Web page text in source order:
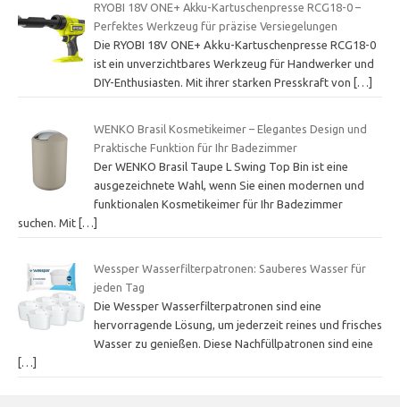
RYOBI 18V ONE+ Akku-Kartuschenpresse RCG18-0 –
Perfektes Werkzeug für präzise Versiegelungen
Die RYOBI 18V ONE+ Akku-Kartuschenpresse RCG18-0
ist ein unverzichtbares Werkzeug für Handwerker und
DIY-Enthusiasten. Mit ihrer starken Presskraft von
[…]
WENKO Brasil Kosmetikeimer – Elegantes Design und
Praktische Funktion für Ihr Badezimmer
Der WENKO Brasil Taupe L Swing Top Bin ist eine
ausgezeichnete Wahl, wenn Sie einen modernen und
funktionalen Kosmetikeimer für Ihr Badezimmer
suchen. Mit […]
Wessper Wasserfilterpatronen: Sauberes Wasser für
jeden Tag
Die Wessper Wasserfilterpatronen sind eine
hervorragende Lösung, um jederzeit reines und frisches
Wasser zu genießen. Diese Nachfüllpatronen sind eine
[…]